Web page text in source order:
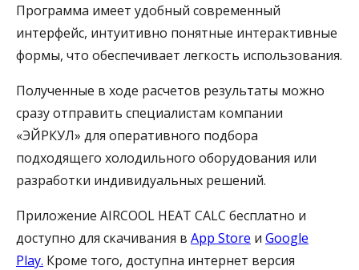
Программа имеет удобный современный
интерфейс, интуитивно понятные интерактивные
формы, что обеспечивает легкость использования.
Полученные в ходе расчетов результаты можно
сразу отправить специалистам компании
«ЭЙРКУЛ» для оперативного подбора
подходящего холодильного оборудования или
разработки индивидуальных решений.
Приложение AIRCOOL HEAT CALC бесплатно и
доступно для скачивания в App Store и Google
Play. Кроме того, доступна интернет версия